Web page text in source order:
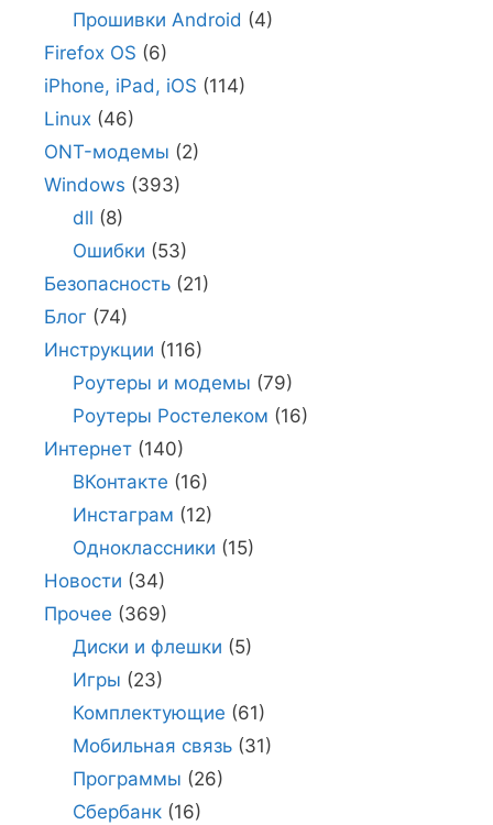
Прошивки Android (4)
Firefox OS (6)
iPhone, iPad, iOS (114)
Linux (46)
ONT-модемы (2)
Windows (393)
dll (8)
Ошибки (53)
Безопасность (21)
Блог (74)
Инструкции (116)
Роутеры и модемы (79)
Роутеры Ростелеком (16)
Интернет (140)
ВКонтакте (16)
Инстаграм (12)
Одноклассники (15)
Новости (34)
Прочее (369)
Диски и флешки (5)
Игры (23)
Комплектующие (61)
Мобильная связь(31)
Программы (26)
Сбербанк(16)